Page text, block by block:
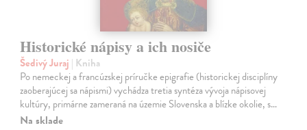
Historické nápisy a ich nosiče
Šedivý Juraj | Kniha
Po nemeckej a francúzskej príručke epigrafie (historickej disciplíny
zaoberajúcej sa nápismi) vychádza tretia syntéza vývoja nápisovej
kultúry, primárne zameraná na územie Slovenska a blízke okolie, s…
Na sklade